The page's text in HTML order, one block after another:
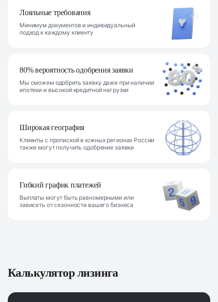
Лояльные требования
Минимум документов и индивидуальный
подход к каждому клиенту
80% вероятность одобрения заявки
Мы сможем одобрить заявку даже при наличии
ипотеки и высокой кредитной нагрузки
Широкая география
Клиенты с пропиской в южных регионах России
также могут получить одобрение заявки
Гибкий график платежей
Выплаты могут быть равномерными или
зависеть от сезонности вашего бизнеса
Калькулятор лизинга